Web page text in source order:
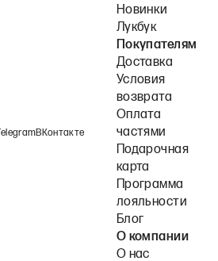
TelegramВКонтакте
Новинки
Лукбук
Покупателям
Доставка
Условия
возврата
Оплата
частями
Подарочная
карта
Программа
лояльности
Блог
О компании
О нас